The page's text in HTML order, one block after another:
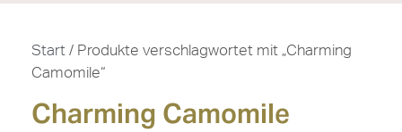
Start / Produkte verschlagwortet mit „Charming
Camomile“
Charming Camomile